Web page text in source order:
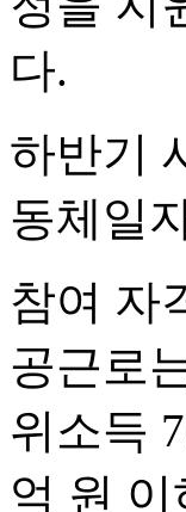
다.
하반기
동체일
참여 자
공근로
위소득
억 원